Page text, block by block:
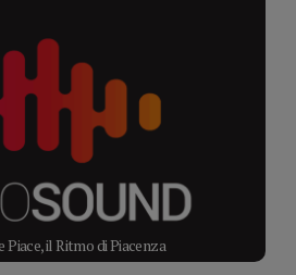
Piace, il Ritmo di Piacenza